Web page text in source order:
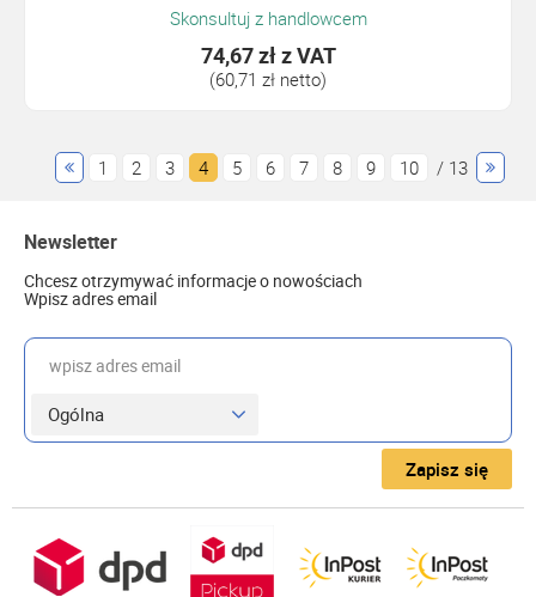
Skonsultuj z handlowcem
74,67 złz VAT
(60,71 zł netto)
1 2 3 4 5 6 7 8 9 10 / 13
Newsletter
Chcesz otrzymywać informacje o nowościach
Wpisz adres email
wpisz adres email
Zapisz się